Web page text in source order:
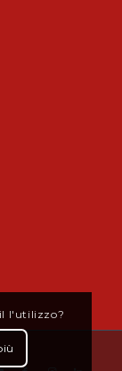
l'utilizzo?